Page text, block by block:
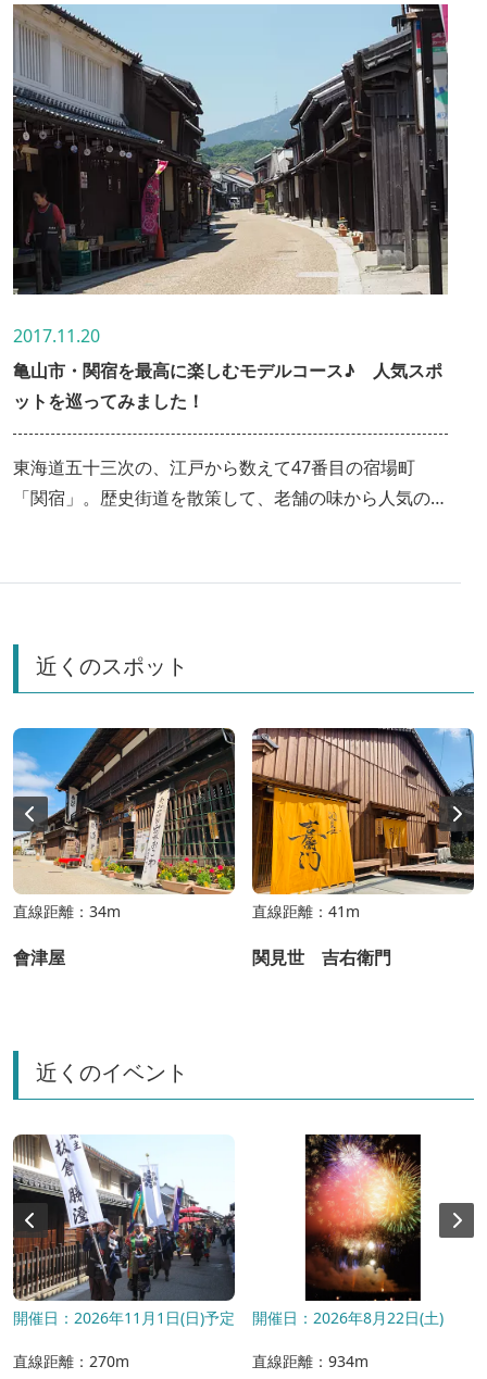
2017.11.20
亀山市・関宿を最高に楽しむモデルコース♪ 人気スポ
ットを巡ってみました！
東海道五十三次の、江戸から数えて47番目の宿場町
「関宿」。歴史街道を散策して、老舗の味から人気のB
近くのスポット
直線距離：34m
會津屋
直線距離：41m
関見世 吉右衛門
近くのイベント
開催日：2026年11月1日(日)予定
直線距離：270m
開催日：2026年8月22日(土)
直線距離：934m